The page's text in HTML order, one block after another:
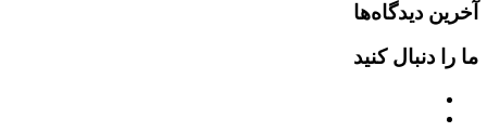
آخرین دیدگاه‌ها
ما را دنبال کنید